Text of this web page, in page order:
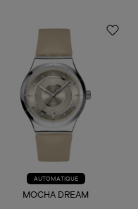
AUTOMATIQUE
MOCHA DREAM